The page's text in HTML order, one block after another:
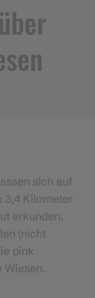
sich auf
3,4 Kilometer
erkunden.
(nicht
pink
Wiesen.